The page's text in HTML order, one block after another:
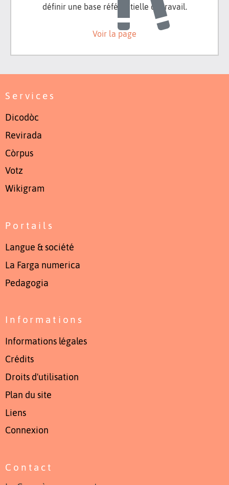
définir une base référentielle de travail.
Voir la page
Services
Dicodòc
Revirada
Còrpus
Votz
Wikigram
Portails
Langue & société
La Farga numerica
Pedagogia
Informations
Informations légales
Crédits
Droits d'utilisation
Plan du site
Liens
Connexion
Contact